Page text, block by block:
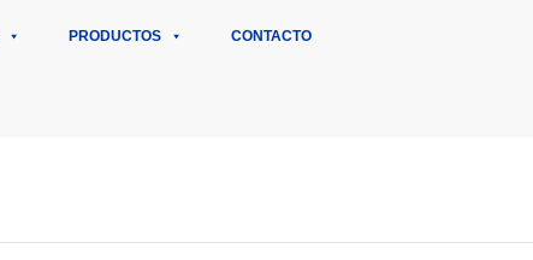
PRODUCTOS CONTACTO